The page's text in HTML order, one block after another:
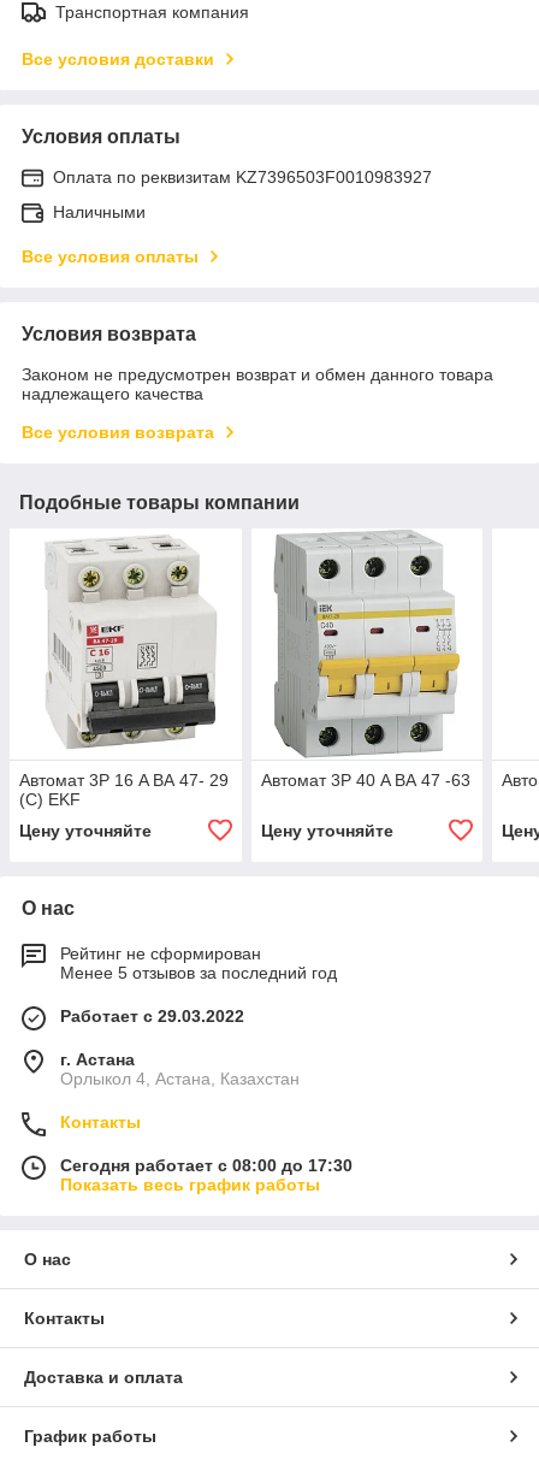
Транспортная компания
Все условия доставки
Условия оплаты
Оплата по реквизитам KZ7396503F0010983927
Наличными
Все условия оплаты
Условия возврата
Законом не предусмотрен возврат и обмен данного товара
надлежащего качества
Все условия возврата
Подобные товары компании
Автомат 3Р 16 A ВА 47- 29
(C) EKF
Цену уточняйте
Автомат 3Р 40 A ВА 47 -63
Цену уточняйте
О нас
Рейтинг не сформирован
Менее 5 отзывов за последний год
Работает с 29.03.2022
г. Астана
Орлыкол 4, Астана, Казахстан
Контакты
Сегодня работает с 08:00 до 17:30
Показать весь график работы
О нас
Контакты
Доставка и оплата
График работы